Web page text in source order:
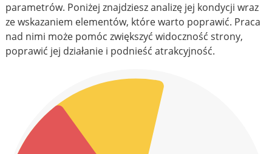
parametrów. Poniżej znajdziesz analizę jej kondycji wraz
ze wskazaniem elementów, które warto poprawić. Praca
nad nimi może pomóc zwiększyć widoczność strony,
poprawić jej działanie i podnieść atrakcyjność.